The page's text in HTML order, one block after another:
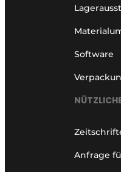
Software
Anfrage